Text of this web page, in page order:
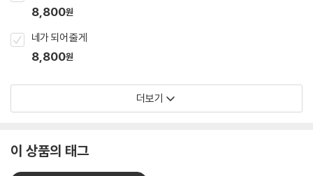
8,800원
네가 되어 줄게
8,800원
더보기
이 상품의 태그